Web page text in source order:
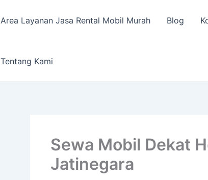
Area Layanan Jasa Rental Mobil Murah Blog
Tentang Kami
Sewa Mobil Dekat
Jatinegara